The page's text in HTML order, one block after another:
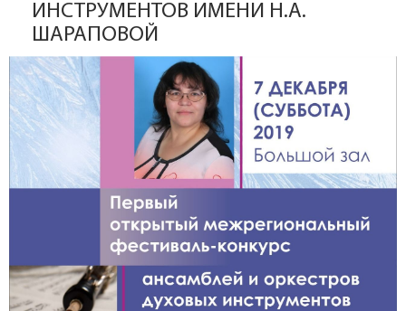
ИНСТРУМЕНТОВ ИМЕНИ Н.А.
ШАРАПОВОЙ